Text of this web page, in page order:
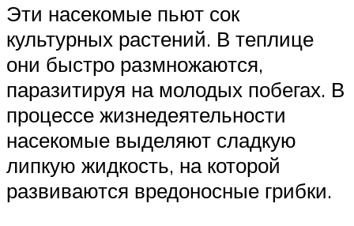
Эти насекомые пьют сок
культурных растений. В теплице
они быстро размножаются,
паразитируя на молодых побегах. В
процессе жизнедеятельности
насекомые выделяют сладкую
липкую жидкость, на которой
развиваются вредоносные грибки.